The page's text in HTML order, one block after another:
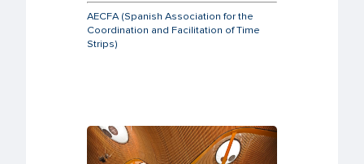
AECFA (Spanish Association for the
Coordination and Facilitation of Time
Strips)